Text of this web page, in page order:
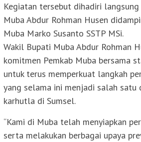
Kegiatan tersebut dihadiri
Muba Abdur Rohman Husen
Muba Marko Susanto SSTP MSi.
Wakil Bupati Muba Abdur Rohman
komitmen Pemkab Muba bersama
untuk terus memperkuat langkah
yang selama ini menjadi salah satu
karhutla di Sumsel.
“Kami di Muba telah menyiapkan
serta melakukan berbagai upaya